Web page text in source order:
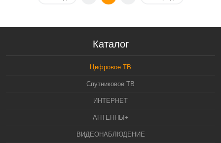
Каталог
Цифровое ТВ
Спутниковое ТВ
ИНТЕРНЕТ
АНТЕННЫ+
ВИДЕОНАБЛЮДЕНИЕ